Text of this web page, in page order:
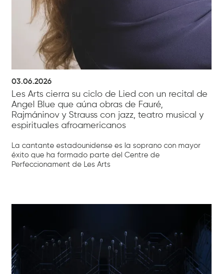
03.06.2026
Les Arts cierra su ciclo de Lied con un recital de
Angel Blue que aúna obras de Fauré,
Rajmáninov y Strauss con jazz, teatro musical y
espirituales afroamericanos
La cantante estadounidense es la soprano con mayor
éxito que ha formado parte del Centre de
Perfeccionament de Les Arts